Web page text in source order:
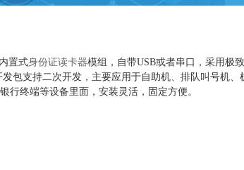
置式身份证读卡器模组，自带USB或者串口，采用极
包支持二次开发，主要应用于自助机、排队叫号机、
行终端等设备里面，安装灵活，固定方便。